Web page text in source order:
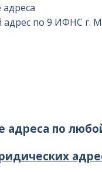
по 9 ИФНС г.
адреса по